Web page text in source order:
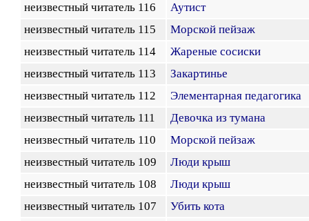
неизвестный читатель 116
Аутист
неизвестный читатель 115
Морской пейзаж
неизвестный читатель 114
Жареные сосиски
неизвестный читатель 113
Закартинье
неизвестный читатель 112
Элементарная педагогика
неизвестный читатель 111
Девочка из тумана
неизвестный читатель 110
Морской пейзаж
неизвестный читатель 109
Люди крыш
неизвестный читатель 108
Люди крыш
неизвестный читатель 107
Убить кота